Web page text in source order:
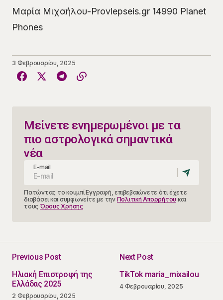
Μαρία Μιχαήλου-Provlepseis.gr 14990 Planet
Phones
3 Φεβρουαρίου, 2025
Μείνετε ενημερωμένοι με τα
πιο αστρολογικά σημαντικά
νέα
E-mail
Πατώντας το κουμπί Εγγραφή, επιβεβαιώνετε ότι έχετε
διαβάσει και συμφωνείτε με την Πολιτική Απορρήτου και
τους Όρους Χρήσης
Previous Post
Ηλιακή Επιστροφή της
Ελλάδας 2025
2 Φεβρουαρίου, 2025
Next Post
TikTok maria_mixailou
4 Φεβρουαρίου, 2025